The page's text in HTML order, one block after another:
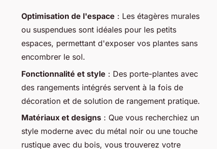
Optimisation de l'espace : Les étagères murales
ou suspendues sont idéales pour les petits
espaces, permettant d'exposer vos plantes sans
encombrer le sol.
Fonctionnalité et style : Des porte-plantes avec
des rangements intégrés servent à la fois de
décoration et de solution de rangement pratique.
Matériaux et designs : Que vous recherchiez un
style moderne avec du métal noir ou une touche
rustique avec du bois, vous trouverez votre